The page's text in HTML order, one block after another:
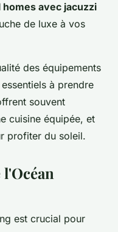
homes avec jacuzzi
de luxe à vos
des équipements
à prendre
souvent
cuisine équipée, et
profiter du soleil.
est crucial pour